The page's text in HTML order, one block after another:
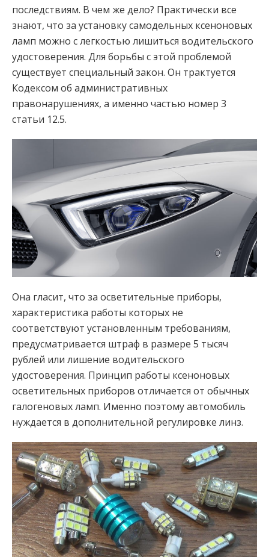
последствиям. В чем же дело? Практически все
знают, что за установку самодельных ксеноновых
ламп можно с легкостью лишиться водительского
удостоверения. Для борьбы с этой проблемой
существует специальный закон. Он трактуется
Кодексом об административных
правонарушениях, а именно частью номер 3
статьи 12.5.
Она гласит, что за осветительные приборы,
характеристика работы которых не
соответствуют установленным требованиям,
предусматривается штраф в размере 5 тысяч
рублей или лишение водительского
удостоверения. Принцип работы ксеноновых
осветительных приборов отличается от обычных
галогеновых ламп. Именно поэтому автомобиль
нуждается в дополнительной регулировке линз.